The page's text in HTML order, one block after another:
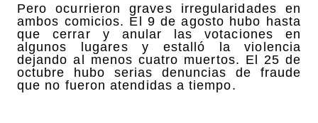
Pero ocurrieron graves irregularidades en
ambos comicios. El 9 de agosto hubo hasta
que cerrar y anular las votaciones en
algunos lugares y estalló la violencia
dejando al menos cuatro muertos. El 25 de
octubre hubo serias denuncias de fraude
que no fueron atendidas a tiempo.